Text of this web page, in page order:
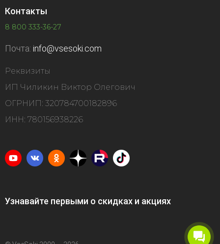
Контакты
8 800 333-36-27
Почта: info@vsesoki.com
Реквизиты
ИП Чиликин Виктор Олегович
ОГРНИП: 320784700182896
ИНН: 780156938226
Узнавайте первыми о скидках и акциях